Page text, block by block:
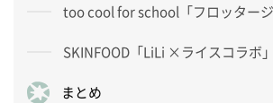
too cool for school「フロッタージ
SKINFOOD「LiLi ×ライスコラボ」
まとめ